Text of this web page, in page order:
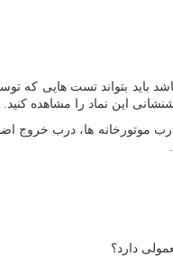
باید بتواند تست هایی که
این نماد را مشاهده کنید.
درب موتورخانه ها، درب
دارد؟